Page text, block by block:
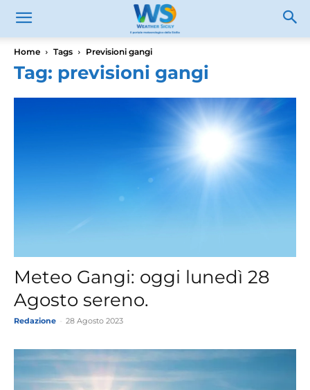
Home Tags Previsioni gangi
Tag: previsioni gangi
Meteo Gangi: oggi lunedì 28
Agosto sereno.
Redazione 28 Agosto 2023